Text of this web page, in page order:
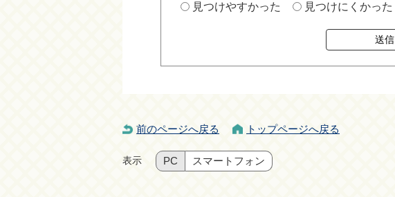
見つけやすかった
見つけにくかった
送信
前のページへ戻る トップページへ戻る
表示 PC スマートフォン